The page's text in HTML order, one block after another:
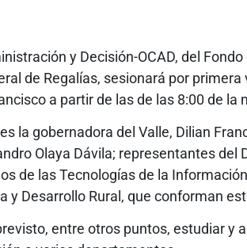
y Decisión-OCAD, del
de Regalías, sesionará por primera
a partir de las de las 8:00 de la
la gobernadora del Valle, Dilian
Olaya Dávila; representantes del
de las Tecnologías de la
y Desarrollo Rural, que conforman
entre otros puntos, estudiar y